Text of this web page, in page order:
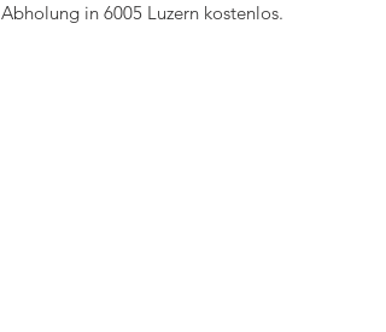
Abholung in 6005 Luzern kostenlos.